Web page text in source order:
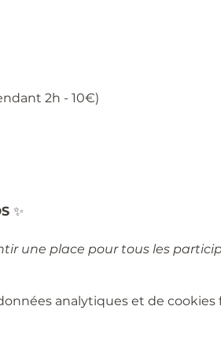
2h - 10€)
✨
une place pour tous les
analytiques et de cookies